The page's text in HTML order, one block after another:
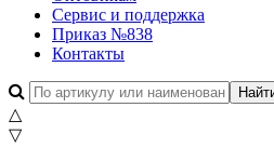
Сервис и поддержка
Приказ №838
Контакты
△
▽